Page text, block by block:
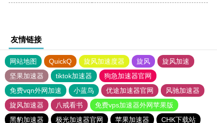
友情链接
网站地图 QuickQ 旋风加速度器 旋风
旋风加速
坚果加速器
tiktok加速器
狗急加速器官网
免费vqn外网加速
小蓝鸟 优途加速器官网
风驰加速器
旋风加速器
八戒看书
免费vps加速器外网苹果版
黑豹加速器
极光加速器官网 苹果加速器 CHK下载站